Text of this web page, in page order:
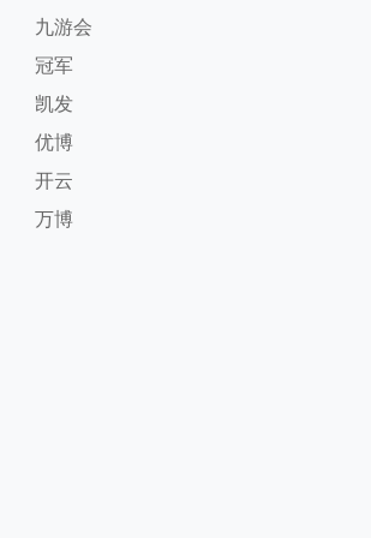
九游会
冠军
凯发
优博
开云
万博